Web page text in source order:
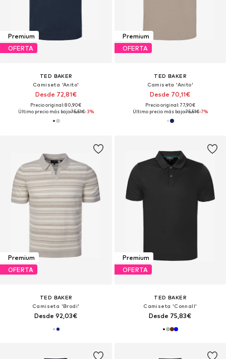
Premium
OFERTA
TED BAKER
Camiseta 'Anito'
Desde 72,81€
Precio original: 80,90€
Último precio más bajo:75,51€-3%
Premium
OFERTA
TED BAKER
Camiseta 'Anito'
Desde 70,11€
Precio original: 77,90€
Último precio más bajo:75,51€-7%
Premium
OFERTA
TED BAKER
Camiseta 'Brodi'
Desde 92,03€
Premium
OFERTA
TED BAKER
Camiseta 'Connall'
Desde 75,83€